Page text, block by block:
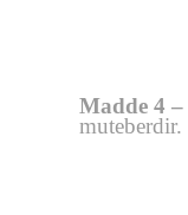
Madde 4 –
muteberdir.